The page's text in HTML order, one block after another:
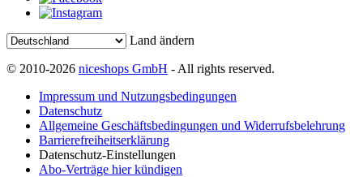
Land ändern
© 2010-2026 niceshops GmbH - All rights reserved.
Impressum und Nutzungsbedingungen
Datenschutz
Allgemeine Geschäftsbedingungen und Widerrufsbelehrung
Barrierefreiheitserklärung
Datenschutz-Einstellungen
Abo-Verträge hier kündigen